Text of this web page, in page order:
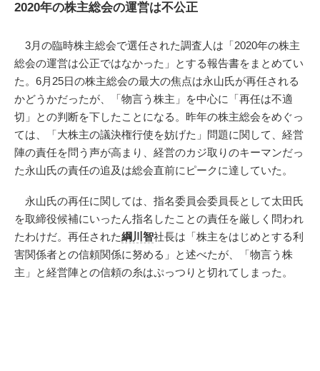
2020年の株主総会の運営は不公正
3月の臨時株主総会で選任された調査人は「2020年の株主
総会の運営は公正ではなかった」とする報告書をまとめてい
た。6月25日の株主総会の最大の焦点は永山氏が再任される
かどうかだったが、「物言う株主」を中心に「再任は不適
切」との判断を下したことになる。昨年の株主総会をめぐっ
ては、「大株主の議決権行使を妨げた」問題に関して、経営
陣の責任を問う声が高まり、経営のカジ取りのキーマンだっ
た永山氏の責任の追及は総会直前にピークに達していた。
永山氏の再任に関しては、指名委員会委員長として太田氏
を取締役候補にいったん指名したことの責任を厳しく問われ
たわけだ。再任された綱川智社長は「株主をはじめとする利
害関係者との信頼関係に努める」と述べたが、「物言う株
主」と経営陣との信頼の糸はぷっつりと切れてしまった。